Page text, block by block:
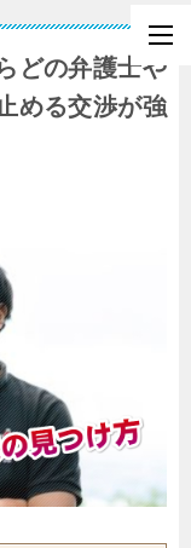
どの弁護士や
める交渉が強